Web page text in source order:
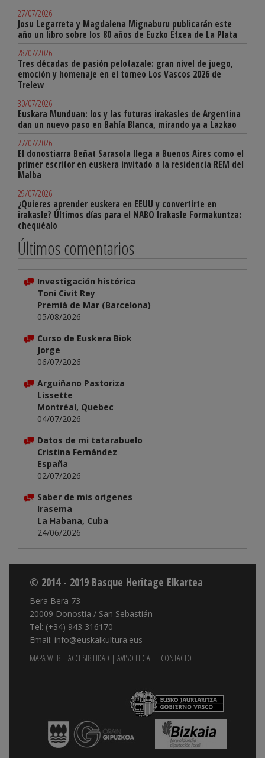
27/07/2026
Josu Legarreta y Magdalena Mignaburu publicarán este
año un libro sobre los 80 años de Euzko Etxea de La Plata
28/07/2026
Tres décadas de pasión pelotazale: gran nivel de juego,
emoción y homenaje en el torneo Los Vascos 2026 de
Trelew
30/07/2026
Euskara Munduan: los y las futuras irakasles de Argentina
dan un nuevo paso en Bahía Blanca, mirando ya a Lazkao
27/07/2026
El donostiarra Beñat Sarasola llega a Buenos Aires como el
primer escritor en euskera invitado a la residencia REM del
Malba
29/07/2026
¿Quieres aprender euskera en EEUU y convertirte en
irakasle? Últimos días para el NABO Irakasle Formakuntza:
chequéalo
Últimos comentarios
Investigación histórica
Toni Civit Rey
Premià de Mar (Barcelona)
05/08/2026
Curso de Euskera Biok
Jorge
06/07/2026
Arguiñano Pastoriza
Lissette
Montréal, Quebec
04/07/2026
Datos de mi tatarabuelo
Cristina Fernández
España
02/07/2026
Saber de mis origenes
Irasema
La Habana, Cuba
24/06/2026
© 2014 - 2019 Basque Heritage Elkartea
Bera Bera 73
20009 Donostia / San Sebastián
Tel: (+34) 943 316170
Email: info@euskalkultura.eus
MAPA WEB | ACCESIBILIDAD | AVISO LEGAL | CONTACTO